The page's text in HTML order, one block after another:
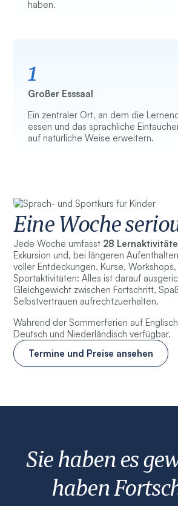
haben.
1
Großer Esssaal
Ein zentraler Ort, an dem die
essen und das sprachliche
auf natürliche Weise erweitern.
Eine Woche
Jede Woche umfasst 28
Exkursion und, bei längeren
voller Entdeckungen. Kurse,
Sportaktivitäten: Alles ist darauf
Gleichgewicht zwischen Fortschritt,
Selbstvertrauen aufrechtzuerhalten.
Während der Sommerferien auf
Deutsch und Niederländisch verfügbar.
Termine und Preise ansehen
Sie haben es
haben